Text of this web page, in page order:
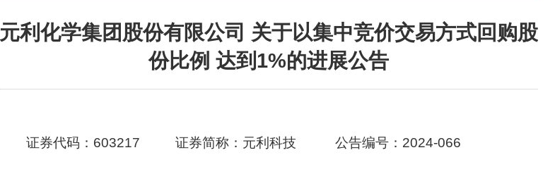
元利化学集团股份有限公司 关于以集中竞价交易方式回购股
份比例 达到1%的进展公告
证券代码：603217 证券简称：元利科技 公告编号：2024-066